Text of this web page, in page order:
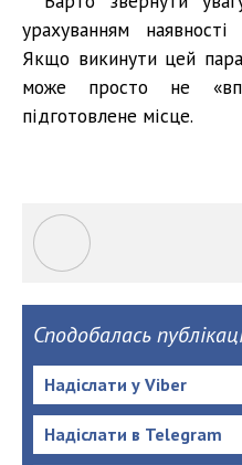
урахуванням
Якщо викинути цей
може просто не
підготовлене місце.
Сподобалась
Надіслати у Viber
Надіслати в Telegram